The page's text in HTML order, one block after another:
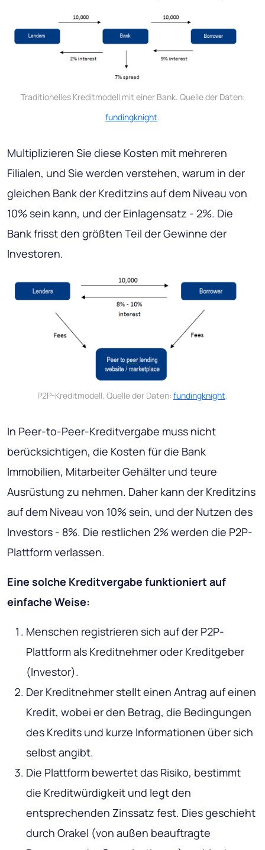
Traditionelles Kreditmodell mit einer Bank. Quelle der Daten:
fundingknight.
Multiplizieren Sie diese Kosten mit mehreren
Filialen, und Sie werden verstehen, warum in der
gleichen Bank der Kreditzins auf dem Niveau von
10% sein kann, und der Einlagensatz - 2%. Die
Bank frisst den größten Teil der Gewinne der
Investoren.
P2P-Kreditmodell. Quelle der Daten: fundingknight.
In Peer-to-Peer-Kreditvergabe muss nicht
berücksichtigen, die Kosten für die Bank
Immobilien, Mitarbeiter Gehälter und teure
Ausrüstung zu nehmen. Daher kann der Kreditzins
auf dem Niveau von 10% sein, und der Nutzen des
Investors - 8%. Die restlichen 2% werden die P2P-
Plattform verlassen.
Eine solche Kreditvergabe funktioniert auf
einfache Weise:
Menschen registrieren sich auf der P2P-
Plattform als Kreditnehmer oder Kreditgeber
(Investor).
Der Kreditnehmer stellt einen Antrag auf einen
Kredit, wobei er den Betrag, die Bedingungen
des Kredits und kurze Informationen über sich
selbst angibt.
Die Plattform bewertet das Risiko, bestimmt
die Kreditwürdigkeit und legt den
entsprechenden Zinssatz fest. Dies geschieht
durch Orakel (von außen beauftragte